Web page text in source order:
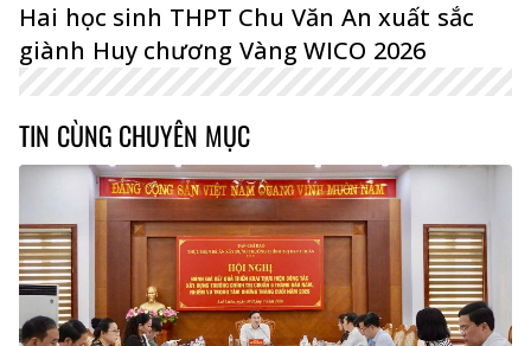
Hai học sinh THPT Chu Văn An xuất sắc
giành Huy chương Vàng WICO 2026
TIN CÙNG CHUYÊN MỤC